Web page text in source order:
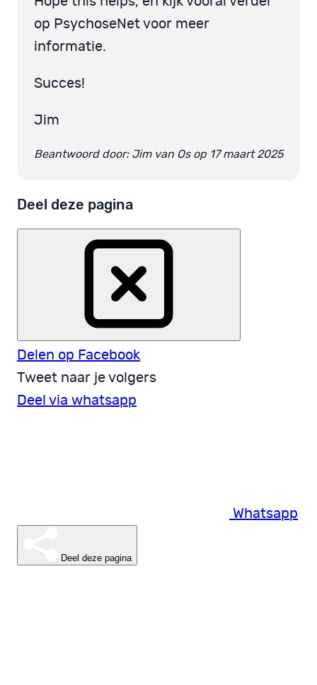
op PsychoseNet voor meer
informatie.
Succes!
Jim
Beantwoord door: Jim van Os op 17 maart 2025
Deel deze pagina
Delen op Facebook
Tweet naar je volgers
Deel via whatsapp
Whatsapp
Deel deze pagina